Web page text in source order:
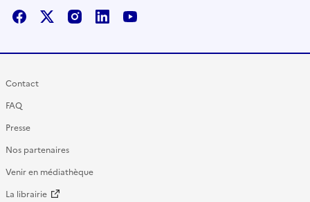
FacebookX / TwitterInstagram
LinkedInYoutube
Contact
FAQ
Presse
Nos partenaires
Venir en médiathèque
La librairie